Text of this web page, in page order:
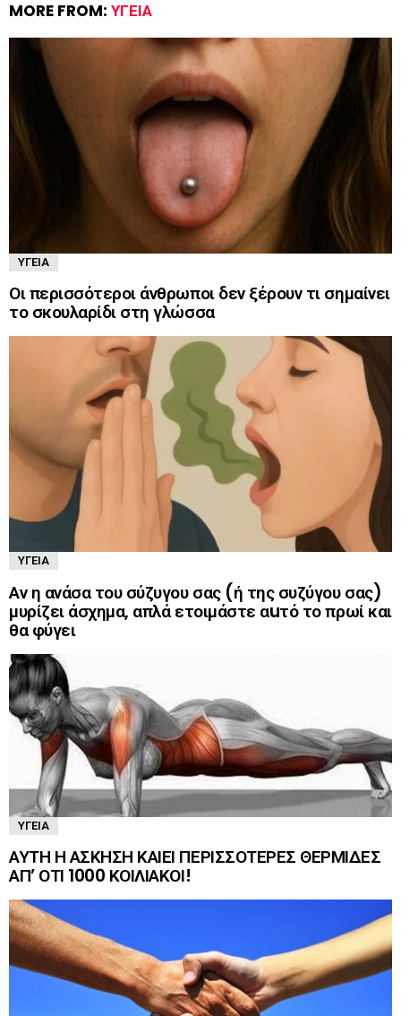
MORE FROM: ΥΓΕΊΑ
ΥΓΕΊΑ
Οι περισσότεροι άνθρωποι δεν ξέρουν τι σημαίνει
το σκουλαρίδι στη γλώσσα
ΥΓΕΊΑ
Αν η ανάσα του σύζυγου σας (ή της συζύγου σας)
μυρίζει άσχημα, απλά ετοιμάστε αuτό το πρωί και
θα φύγει
ΥΓΕΊΑ
ΑΥΤΗ Η ΑΣΚΗΣΗ ΚΑΙΕΙ ΠΕΡΙΣΣΟΤΕΡΕΣ ΘΕΡΜΙΔΕΣ
ΑΠ’ ΟΤΙ 1000 ΚΟΙΛΙΑΚΟΙ!